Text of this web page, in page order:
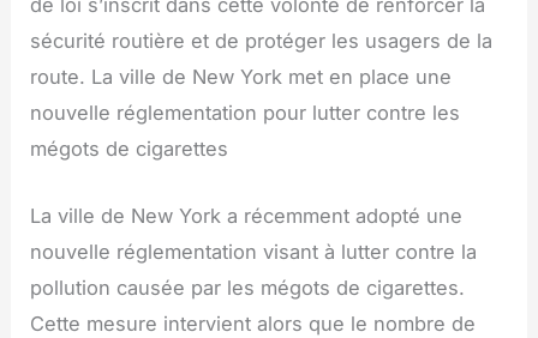
de loi s’inscrit dans cette volonté de renforcer la
sécurité routière et de protéger les usagers de la
route. La ville de New York met en place une
nouvelle réglementation pour lutter contre les
mégots de cigarettes
La ville de New York a récemment adopté une
nouvelle réglementation visant à lutter contre la
pollution causée par les mégots de cigarettes.
Cette mesure intervient alors que le nombre de